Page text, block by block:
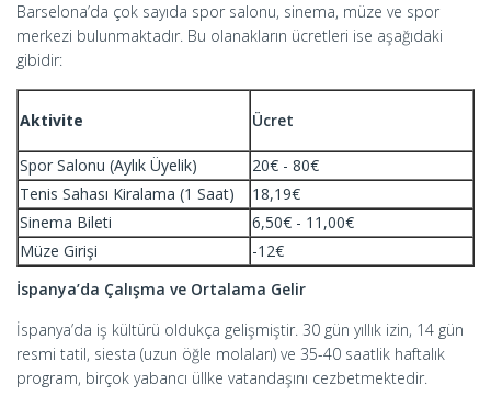
Barselona’da çok sayıda spor salonu, sinema, müze ve spor
merkezi bulunmaktadır. Bu olanakların ücretleri ise aşağıdaki
gibidir:
Aktivite Ücret
Spor Salonu (Aylık Üyelik)
20€ - 80€
Tenis Sahası Kiralama (1 Saat)
18,19€
Sinema Bileti
6,50€ - 11,00€
Müze Girişi
-12€
İspanya’da Çalışma ve Ortalama Gelir
İspanya’da iş kültürü oldukça gelişmiştir. 30 gün yıllık izin, 14 gün
resmi tatil, siesta (uzun öğle molaları) ve 35-40 saatlik haftalık
program, birçok yabancı üllke vatandaşını cezbetmektedir.